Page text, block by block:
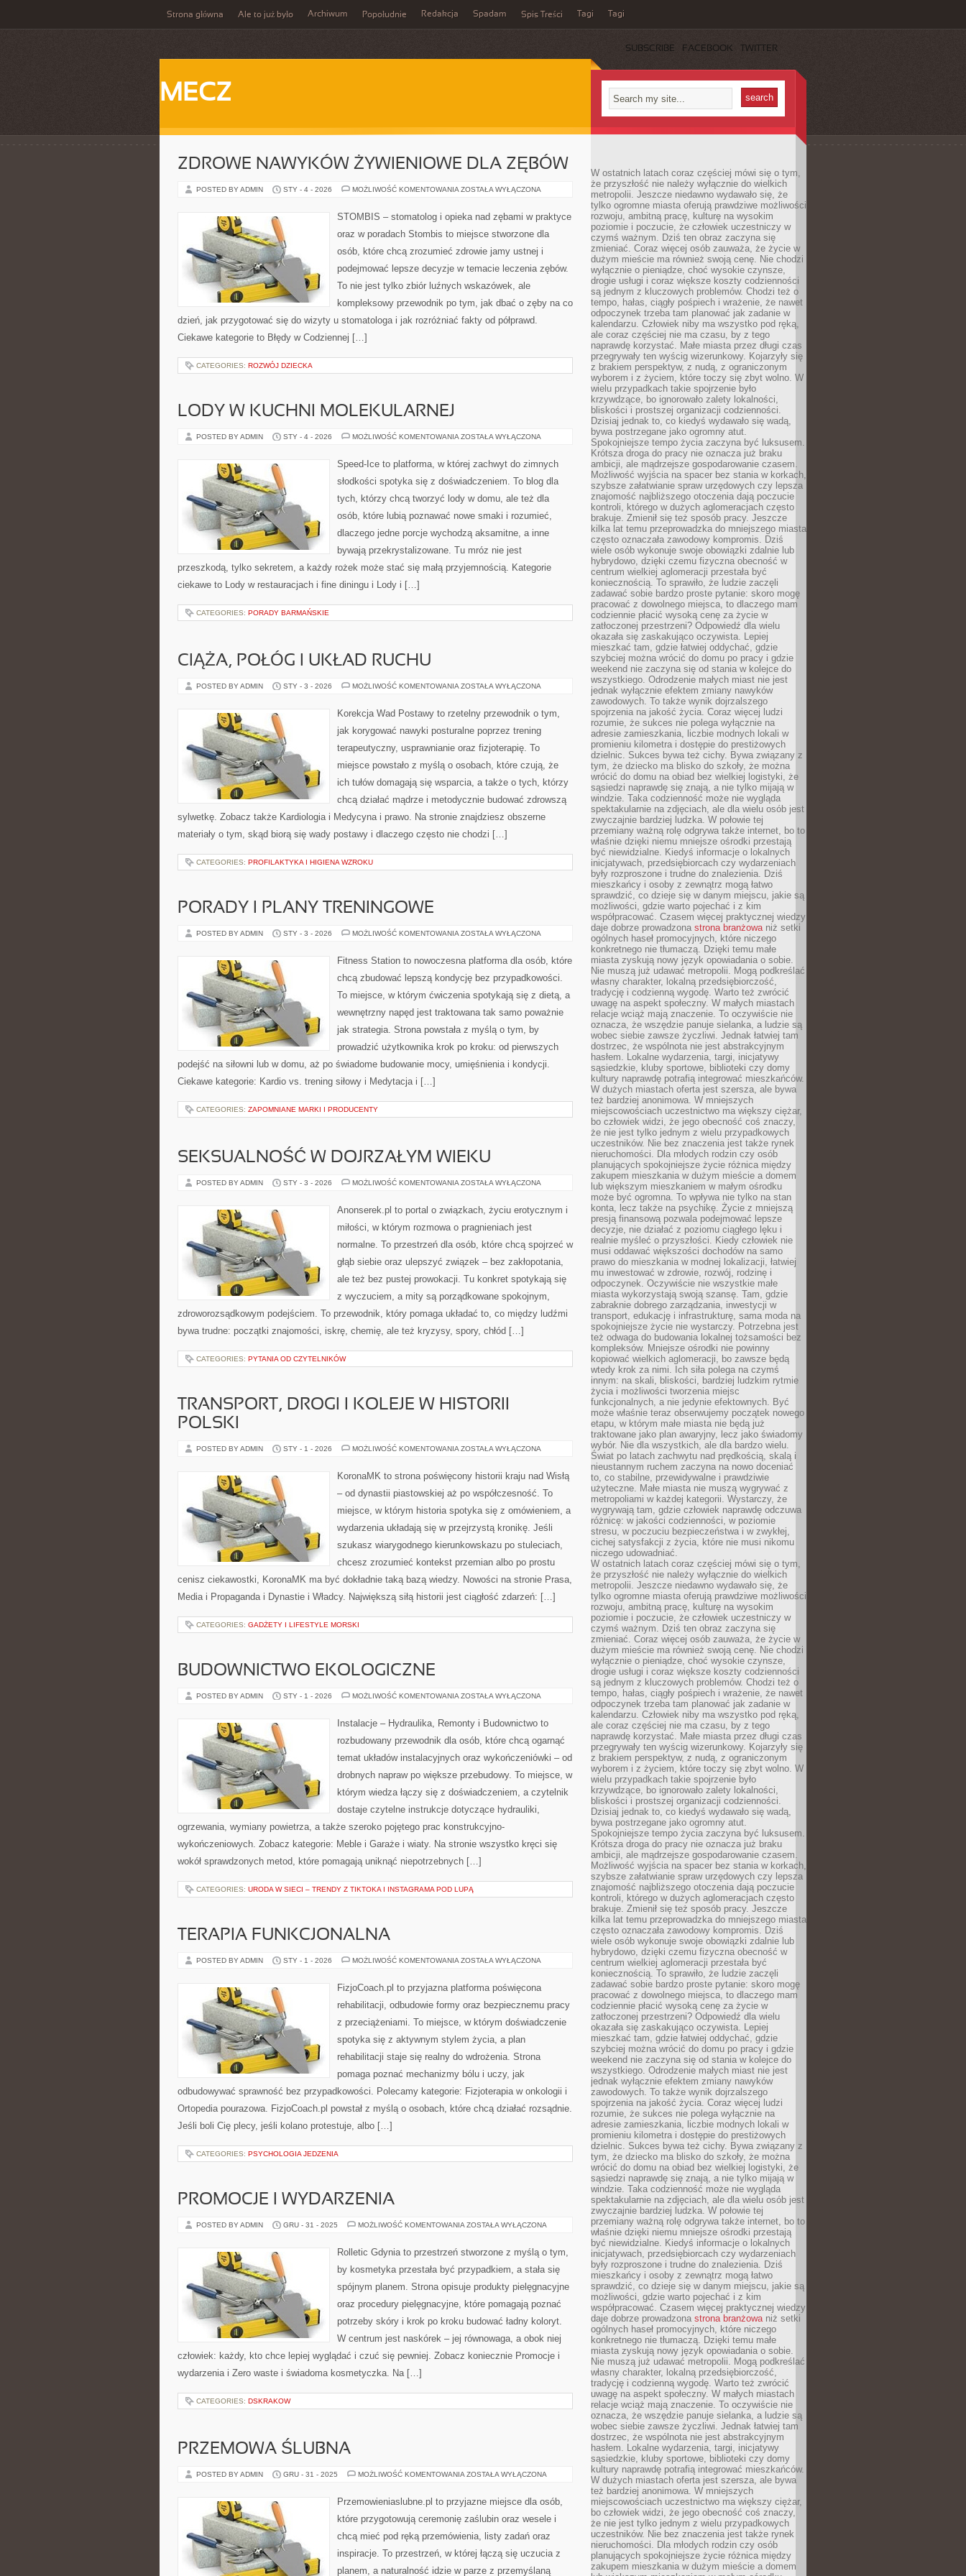
Strona główna Ale to już było Archiwum Popołudnie Redakcja Spadam Spis Treści Tagi Tagi
SUBSCRIBE FACEBOOK TWITTER
MECZ
ZDROWE NAWYKÓW ŻYWIENIOWE DLA ZĘBÓW
POSTED BY ADMIN STY - 4 - 2026 MOŻLIWOŚĆ KOMENTOWANIA ZDROWE
DLA
ZĘBÓW
ZOSTAŁA WYŁĄCZONA
STOMBIS – stomatolog i opieka nad zębami w praktyce
oraz w poradach Stombis to miejsce stworzone dla
osób, które chcą zrozumieć zdrowie jamy ustnej i
podejmować lepsze decyzje w temacie leczenia zębów.
To nie jest tylko zbiór luźnych wskazówek, ale
kompleksowy przewodnik po tym, jak dbać o zęby na co
dzień, jak przygotować się do wizyty u stomatologa i jak rozróżniać fakty od półprawd.
Ciekawe kategorie to Błędy w Codziennej […]
CATEGORIES: ROZWÓJ DZIECKA
LODY W KUCHNI MOLEKULARNEJ
POSTED BY ADMIN STY - 4 - 2026 MOŻLIWOŚĆ KOMENTOWANIA LODY
MOLEKULARNEJ
ZOSTAŁA WYŁĄCZONA
Speed-Ice to platforma, w której zachwyt do zimnych
słodkości spotyka się z doświadczeniem. To blog dla
tych, którzy chcą tworzyć lody w domu, ale też dla
osób, które lubią poznawać nowe smaki i rozumieć,
dlaczego jedne porcje wychodzą aksamitne, a inne
bywają przekrystalizowane. Tu mróz nie jest
przeszkodą, tylko sekretem, a każdy rożek może stać się małą przyjemnością. Kategorie
ciekawe to Lody w restauracjach i fine diningu i Lody i […]
CATEGORIES: PORADY BARMAŃSKIE
CIĄŻA, POŁÓG I UKŁAD RUCHU
POSTED BY ADMIN STY - 3 - 2026 MOŻLIWOŚĆ KOMENTOWANIA CIĄŻA,
UKŁAD
RUCHU
ZOSTAŁA WYŁĄCZONA
Korekcja Wad Postawy to rzetelny przewodnik o tym,
jak korygować nawyki posturalne poprzez trening
terapeutyczny, usprawnianie oraz fizjoterapię. To
miejsce powstało z myślą o osobach, które czują, że
ich tułów domagają się wsparcia, a także o tych, którzy
chcą działać mądrze i metodycznie budować zdrowszą
sylwetkę. Zobacz także Kardiologia i Medycyna i prawo. Na stronie znajdziesz obszerne
materiały o tym, skąd biorą się wady postawy i dlaczego często nie chodzi […]
CATEGORIES: PROFILAKTYKA I HIGIENA WZROKU
PORADY I PLANY TRENINGOWE
POSTED BY ADMIN STY - 3 - 2026 MOŻLIWOŚĆ KOMENTOWANIA PORADY
TRENINGOWE
ZOSTAŁA WYŁĄCZONA
Fitness Station to nowoczesna platforma dla osób, które
chcą zbudować lepszą kondycję bez przypadkowości.
To miejsce, w którym ćwiczenia spotykają się z dietą, a
wewnętrzny napęd jest traktowana tak samo poważnie
jak strategia. Strona powstała z myślą o tym, by
prowadzić użytkownika krok po kroku: od pierwszych
podejść na siłowni lub w domu, aż po świadome budowanie mocy, umięśnienia i kondycji.
Ciekawe kategorie: Kardio vs. trening siłowy i Medytacja i […]
CATEGORIES: ZAPOMNIANE MARKI I PRODUCENTY
SEKSUALNOŚĆ W DOJRZAŁYM WIEKU
POSTED BY ADMIN STY - 3 - 2026 MOŻLIWOŚĆ KOMENTOWANIA SEKSUALNOŚĆ
WIEKU
ZOSTAŁA WYŁĄCZONA
Anonserek.pl to portal o związkach, życiu erotycznym i
miłości, w którym rozmowa o pragnieniach jest
normalne. To przestrzeń dla osób, które chcą spojrzeć w
głąb siebie oraz ulepszyć związek – bez zakłopotania,
ale też bez pustej prowokacji. Tu konkret spotykają się
z wyczuciem, a mity są porządkowane spokojnym,
zdroworozsądkowym podejściem. To przewodnik, który pomaga układać to, co między ludźmi
bywa trudne: początki znajomości, iskrę, chemię, ale też kryzysy, spory, chłód […]
CATEGORIES: PYTANIA OD CZYTELNIKÓW
TRANSPORT, DROGI I KOLEJE W HISTORII
POLSKI
POSTED BY ADMIN STY - 1 - 2026 MOŻLIWOŚĆ KOMENTOWANIA TRANSPORT,
KOLEJE
W
POLSKI
ZOSTAŁA WYŁĄCZONA
KoronaMK to strona poświęcony historii kraju nad Wisłą
– od dynastii piastowskiej aż po współczesność. To
miejsce, w którym historia spotyka się z omówieniem, a
wydarzenia układają się w przejrzystą kronikę. Jeśli
szukasz wiarygodnego kierunkowskazu po stuleciach,
chcesz zrozumieć kontekst przemian albo po prostu
cenisz ciekawostki, KoronaMK ma być dokładnie taką bazą wiedzy. Nowości na stronie Prasa,
Media i Propaganda i Dynastie i Władcy. Największą siłą historii jest ciągłość zdarzeń: […]
CATEGORIES: GADŻETY I LIFESTYLE MORSKI
BUDOWNICTWO EKOLOGICZNE
POSTED BY ADMIN STY - 1 - 2026 MOŻLIWOŚĆ KOMENTOWANIA BUDOWNICTWO
ZOSTAŁA WYŁĄCZONA
Instalacje – Hydraulika, Remonty i Budownictwo to
rozbudowany przewodnik dla osób, które chcą ogarnąć
temat układów instalacyjnych oraz wykończeniówki – od
drobnych napraw po większe przebudowy. To miejsce, w
którym wiedza łączy się z doświadczeniem, a czytelnik
dostaje czytelne instrukcje dotyczące hydrauliki,
ogrzewania, wymiany powietrza, a także szeroko pojętego prac konstrukcyjno-
wykończeniowych. Zobacz kategorie: Meble i Garaże i wiaty. Na stronie wszystko kręci się
wokół sprawdzonych metod, które pomagają uniknąć niepotrzebnych […]
CATEGORIES: URODA W SIECI – TRENDY Z TIKTOKA I INSTAGRAMA POD LUPĄ
TERAPIA FUNKCJONALNA
POSTED BY ADMIN STY - 1 - 2026 MOŻLIWOŚĆ KOMENTOWANIA TERAPIA
ZOSTAŁA WYŁĄCZONA
FizjoCoach.pl to przyjazna platforma poświęcona
rehabilitacji, odbudowie formy oraz bezpiecznemu pracy
z przeciążeniami. To miejsce, w którym doświadczenie
spotyka się z aktywnym stylem życia, a plan
rehabilitacji staje się realny do wdrożenia. Strona
pomaga poznać mechanizmy bólu i uczy, jak
odbudowywać sprawność bez przypadkowości. Polecamy kategorie: Fizjoterapia w onkologii i
Ortopedia pourazowa. FizjoCoach.pl powstał z myślą o osobach, które chcą działać rozsądnie.
Jeśli boli Cię plecy, jeśli kolano protestuje, albo […]
CATEGORIES: PSYCHOLOGIA JEDZENIA
PROMOCJE I WYDARZENIA
POSTED BY ADMIN GRU - 31 - 2025 MOŻLIWOŚĆ KOMENTOWANIA PROMOCJE
ZOSTAŁA WYŁĄCZONA
Rolletic Gdynia to przestrzeń stworzone z myślą o tym,
by kosmetyka przestała być przypadkiem, a stała się
spójnym planem. Strona opisuje produkty pielęgnacyjne
oraz procedury pielęgnacyjne, które pomagają poznać
potrzeby skóry i krok po kroku budować ładny koloryt.
W centrum jest naskórek – jej równowaga, a obok niej
człowiek: każdy, kto chce lepiej wyglądać i czuć się pewniej. Zobacz koniecznie Promocje i
wydarzenia i Zero waste i świadoma kosmetyczka. Na […]
CATEGORIES: DSKRAKOW
PRZEMOWA ŚLUBNA
POSTED BY ADMIN GRU - 31 - 2025 MOŻLIWOŚĆ KOMENTOWANIA PRZEMOWA
ZOSTAŁA WYŁĄCZONA
Przemowieniaslubne.pl to przyjazne miejsce dla osób,
które przygotowują ceremonię zaślubin oraz wesele i
chcą mieć pod ręką przemówienia, listy zadań oraz
inspiracje. To przestrzeń, w której łączą się uczucia z
planem, a naturalność idzie w parze z przemyślaną
W ostatnich latach coraz częściej mówi się o tym,
że przyszłość nie należy wyłącznie do wielkich
metropolii. Jeszcze niedawno wydawało się, że
tylko ogromne miasta oferują prawdziwe możliwości
rozwoju, ambitną pracę, kulturę na wysokim
poziomie i poczucie, że człowiek uczestniczy w
czymś ważnym. Dziś ten obraz zaczyna się
zmieniać. Coraz więcej osób zauważa, że życie w
dużym mieście ma również swoją cenę. Nie chodzi
wyłącznie o pieniądze, choć wysokie czynsze,
drogie usługi i coraz większe koszty codzienności
są jednym z kluczowych problemów. Chodzi też o
tempo, hałas, ciągły pośpiech i wrażenie, że nawet
odpoczynek trzeba tam planować jak zadanie w
kalendarzu. Człowiek niby ma wszystko pod ręką,
ale coraz częściej nie ma czasu, by z tego
naprawdę korzystać. Małe miasta przez długi czas
przegrywały ten wyścig wizerunkowy. Kojarzyły się
z brakiem perspektyw, z nudą, z ograniczonym
wyborem i z życiem, które toczy się zbyt wolno. W
wielu przypadkach takie spojrzenie było
krzywdzące, bo ignorowało zalety lokalności,
bliskości i prostszej organizacji codzienności.
Dzisiaj jednak to, co kiedyś wydawało się wadą,
bywa postrzegane jako ogromny atut.
Spokojniejsze tempo życia zaczyna być luksusem.
Krótsza droga do pracy nie oznacza już braku
ambicji, ale mądrzejsze gospodarowanie czasem.
Możliwość wyjścia na spacer bez stania w korkach,
szybsze załatwianie spraw urzędowych czy lepsza
znajomość najbliższego otoczenia dają poczucie
kontroli, którego w dużych aglomeracjach często
brakuje. Zmienił się też sposób pracy. Jeszcze
kilka lat temu przeprowadzka do mniejszego miasta
często oznaczała zawodowy kompromis. Dziś
wiele osób wykonuje swoje obowiązki zdalnie lub
hybrydowo, dzięki czemu fizyczna obecność w
centrum wielkiej aglomeracji przestała być
koniecznością. To sprawiło, że ludzie zaczęli
zadawać sobie bardzo proste pytanie: skoro mogę
pracować z dowolnego miejsca, to dlaczego mam
codziennie płacić wysoką cenę za życie w
zatłoczonej przestrzeni? Odpowiedź dla wielu
okazała się zaskakująco oczywista. Lepiej
mieszkać tam, gdzie łatwiej oddychać, gdzie
szybciej można wrócić do domu po pracy i gdzie
weekend nie zaczyna się od stania w kolejce do
wszystkiego. Odrodzenie małych miast nie jest
jednak wyłącznie efektem zmiany nawyków
zawodowych. To także wynik dojrzalszego
spojrzenia na jakość życia. Coraz więcej ludzi
rozumie, że sukces nie polega wyłącznie na
adresie zamieszkania, liczbie modnych lokali w
promieniu kilometra i dostępie do prestiżowych
dzielnic. Sukces bywa też cichy. Bywa związany z
tym, że dziecko ma blisko do szkoły, że można
wrócić do domu na obiad bez wielkiej logistyki, że
sąsiedzi naprawdę się znają, a nie tylko mijają w
windzie. Taka codzienność może nie wygląda
spektakularnie na zdjęciach, ale dla wielu osób jest
zwyczajnie bardziej ludzka. W połowie tej
przemiany ważną rolę odgrywa także internet, bo to
właśnie dzięki niemu mniejsze ośrodki przestają
być niewidzialne. Kiedyś informacje o lokalnych
inicjatywach, przedsiębiorcach czy wydarzeniach
były rozproszone i trudne do znalezienia. Dziś
mieszkańcy i osoby z zewnątrz mogą łatwo
sprawdzić, co dzieje się w danym miejscu, jakie są
możliwości, gdzie warto pojechać i z kim
współpracować. Czasem więcej praktycznej wiedzy
daje dobrze prowadzona strona branżowaniż setki
ogólnych haseł promocyjnych, które niczego
konkretnego nie tłumaczą. Dzięki temu małe
miasta zyskują nowy język opowiadania o sobie.
Nie muszą już udawać metropolii. Mogą podkreślać
własny charakter, lokalną przedsiębiorczość,
tradycję i codzienną wygodę. Warto też zwrócić
uwagę na aspekt społeczny. W małych miastach
relacje wciąż mają znaczenie. To oczywiście nie
oznacza, że wszędzie panuje sielanka, a ludzie są
wobec siebie zawsze życzliwi. Jednak łatwiej tam
dostrzec, że wspólnota nie jest abstrakcyjnym
hasłem. Lokalne wydarzenia, targi, inicjatywy
sąsiedzkie, kluby sportowe, biblioteki czy domy
kultury naprawdę potrafią integrować mieszkańców.
W dużych miastach oferta jest szersza, ale bywa
też bardziej anonimowa. W mniejszych
miejscowościach uczestnictwo ma większy ciężar,
bo człowiek widzi, że jego obecność coś znaczy,
że nie jest tylko jednym z wielu przypadkowych
uczestników. Nie bez znaczenia jest także rynek
nieruchomości. Dla młodych rodzin czy osób
planujących spokojniejsze życie różnica między
zakupem mieszkania w dużym mieście a domem
lub większym mieszkaniem w małym ośrodku
może być ogromna. To wpływa nie tylko na stan
konta, lecz także na psychikę. Życie z mniejszą
presją finansową pozwala podejmować lepsze
decyzje, nie działać z poziomu ciągłego lęku i
realnie myśleć o przyszłości. Kiedy człowiek nie
musi oddawać większości dochodów na samo
prawo do mieszkania w modnej lokalizacji, łatwiej
mu inwestować w zdrowie, rozwój, rodzinę i
odpoczynek. Oczywiście nie wszystkie małe
miasta wykorzystają swoją szansę. Tam, gdzie
zabraknie dobrego zarządzania, inwestycji w
transport, edukację i infrastrukturę, sama moda na
spokojniejsze życie nie wystarczy. Potrzebna jest
też odwaga do budowania lokalnej tożsamości bez
kompleksów. Mniejsze ośrodki nie powinny
kopiować wielkich aglomeracji, bo zawsze będą
wtedy krok za nimi. Ich siła polega na czymś
innym: na skali, bliskości, bardziej ludzkim rytmie
życia i możliwości tworzenia miejsc
funkcjonalnych, a nie jedynie efektownych. Być
może właśnie teraz obserwujemy początek nowego
etapu, w którym małe miasta nie będą już
traktowane jako plan awaryjny, lecz jako świadomy
wybór. Nie dla wszystkich, ale dla bardzo wielu.
Świat po latach zachwytu nad prędkością, skalą i
nieustannym ruchem zaczyna na nowo doceniać
to, co stabilne, przewidywalne i prawdziwie
użyteczne. Małe miasta nie muszą wygrywać z
metropoliami w każdej kategorii. Wystarczy, że
wygrywają tam, gdzie człowiek naprawdę odczuwa
różnicę: w jakości codzienności, w poziomie
stresu, w poczuciu bezpieczeństwa i w zwykłej,
cichej satysfakcji z życia, które nie musi nikomu
niczego udowadniać.
W ostatnich latach coraz częściej mówi się o tym,
że przyszłość nie należy wyłącznie do wielkich
metropolii. Jeszcze niedawno wydawało się, że
tylko ogromne miasta oferują prawdziwe możliwości
rozwoju, ambitną pracę, kulturę na wysokim
poziomie i poczucie, że człowiek uczestniczy w
czymś ważnym. Dziś ten obraz zaczyna się
zmieniać. Coraz więcej osób zauważa, że życie w
dużym mieście ma również swoją cenę. Nie chodzi
wyłącznie o pieniądze, choć wysokie czynsze,
drogie usługi i coraz większe koszty codzienności
są jednym z kluczowych problemów. Chodzi też o
tempo, hałas, ciągły pośpiech i wrażenie, że nawet
odpoczynek trzeba tam planować jak zadanie w
kalendarzu. Człowiek niby ma wszystko pod ręką,
ale coraz częściej nie ma czasu, by z tego
naprawdę korzystać. Małe miasta przez długi czas
przegrywały ten wyścig wizerunkowy. Kojarzyły się
z brakiem perspektyw, z nudą, z ograniczonym
wyborem i z życiem, które toczy się zbyt wolno. W
wielu przypadkach takie spojrzenie było
krzywdzące, bo ignorowało zalety lokalności,
bliskości i prostszej organizacji codzienności.
Dzisiaj jednak to, co kiedyś wydawało się wadą,
bywa postrzegane jako ogromny atut.
Spokojniejsze tempo życia zaczyna być luksusem.
Krótsza droga do pracy nie oznacza już braku
ambicji, ale mądrzejsze gospodarowanie czasem.
Możliwość wyjścia na spacer bez stania w korkach,
szybsze załatwianie spraw urzędowych czy lepsza
znajomość najbliższego otoczenia dają poczucie
kontroli, którego w dużych aglomeracjach często
brakuje. Zmienił się też sposób pracy. Jeszcze
kilka lat temu przeprowadzka do mniejszego miasta
często oznaczała zawodowy kompromis. Dziś
wiele osób wykonuje swoje obowiązki zdalnie lub
hybrydowo, dzięki czemu fizyczna obecność w
centrum wielkiej aglomeracji przestała być
koniecznością. To sprawiło, że ludzie zaczęli
zadawać sobie bardzo proste pytanie: skoro mogę
pracować z dowolnego miejsca, to dlaczego mam
codziennie płacić wysoką cenę za życie w
zatłoczonej przestrzeni? Odpowiedź dla wielu
okazała się zaskakująco oczywista. Lepiej
mieszkać tam, gdzie łatwiej oddychać, gdzie
szybciej można wrócić do domu po pracy i gdzie
weekend nie zaczyna się od stania w kolejce do
wszystkiego. Odrodzenie małych miast nie jest
jednak wyłącznie efektem zmiany nawyków
zawodowych. To także wynik dojrzalszego
spojrzenia na jakość życia. Coraz więcej ludzi
rozumie, że sukces nie polega wyłącznie na
adresie zamieszkania, liczbie modnych lokali w
promieniu kilometra i dostępie do prestiżowych
dzielnic. Sukces bywa też cichy. Bywa związany z
tym, że dziecko ma blisko do szkoły, że można
wrócić do domu na obiad bez wielkiej logistyki, że
sąsiedzi naprawdę się znają, a nie tylko mijają w
windzie. Taka codzienność może nie wygląda
spektakularnie na zdjęciach, ale dla wielu osób jest
zwyczajnie bardziej ludzka. W połowie tej
przemiany ważną rolę odgrywa także internet, bo to
właśnie dzięki niemu mniejsze ośrodki przestają
być niewidzialne. Kiedyś informacje o lokalnych
inicjatywach, przedsiębiorcach czy wydarzeniach
były rozproszone i trudne do znalezienia. Dziś
mieszkańcy i osoby z zewnątrz mogą łatwo
sprawdzić, co dzieje się w danym miejscu, jakie są
możliwości, gdzie warto pojechać i z kim
współpracować. Czasem więcej praktycznej wiedzy
daje dobrze prowadzona strona branżowaniż setki
ogólnych haseł promocyjnych, które niczego
konkretnego nie tłumaczą. Dzięki temu małe
miasta zyskują nowy język opowiadania o sobie.
Nie muszą już udawać metropolii. Mogą podkreślać
własny charakter, lokalną przedsiębiorczość,
tradycję i codzienną wygodę. Warto też zwrócić
uwagę na aspekt społeczny. W małych miastach
relacje wciąż mają znaczenie. To oczywiście nie
oznacza, że wszędzie panuje sielanka, a ludzie są
wobec siebie zawsze życzliwi. Jednak łatwiej tam
dostrzec, że wspólnota nie jest abstrakcyjnym
hasłem. Lokalne wydarzenia, targi, inicjatywy
sąsiedzkie, kluby sportowe, biblioteki czy domy
kultury naprawdę potrafią integrować mieszkańców.
W dużych miastach oferta jest szersza, ale bywa
też bardziej anonimowa. W mniejszych
miejscowościach uczestnictwo ma większy ciężar,
bo człowiek widzi, że jego obecność coś znaczy,
że nie jest tylko jednym z wielu przypadkowych
uczestników. Nie bez znaczenia jest także rynek
nieruchomości. Dla młodych rodzin czy osób
planujących spokojniejsze życie różnica między
zakupem mieszkania w dużym mieście a domem